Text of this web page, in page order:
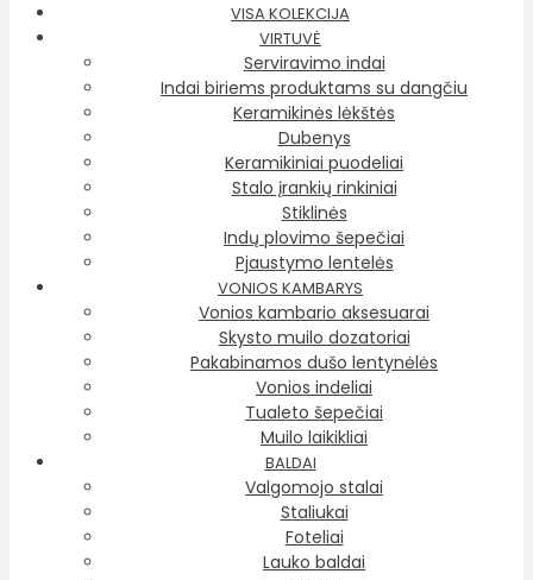
VISA KOLEKCIJA
VIRTUVĖ
Serviravimo indai
Indai biriems produktams su dangčiu
Keramikinės lėkštės
Dubenys
Keramikiniai puodeliai
Stalo įrankių rinkiniai
Stiklinės
Indų plovimo šepečiai
Pjaustymo lentelės
VONIOS KAMBARYS
Vonios kambario aksesuarai
Skysto muilo dozatoriai
Pakabinamos dušo lentynėlės
Vonios indeliai
Tualeto šepečiai
Muilo laikikliai
BALDAI
Valgomojo stalai
Staliukai
Foteliai
Lauko baldai